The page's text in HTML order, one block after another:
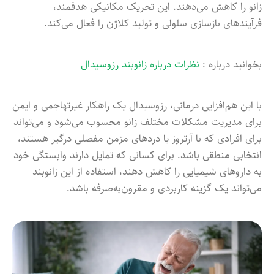
زانو را کاهش می‌دهند. این تحریک مکانیکی هدفمند،
فرآیندهای بازسازی سلولی و تولید کلاژن را فعال می‌کند.
بخوانید درباره : نظرات درباره زانوبند رزوسیدال
با این هم‌افزایی درمانی، رزوسیدال یک راهکار غیرتهاجمی و ایمن
برای مدیریت مشکلات مختلف زانو محسوب می‌شود و می‌تواند
برای افرادی که با آرتروز یا دردهای مزمن مفصلی درگیر هستند،
انتخابی منطقی باشد. برای کسانی که تمایل دارند وابستگی خود
به داروهای شیمیایی را کاهش دهند، استفاده از این زانوبند
می‌تواند یک گزینه کاربردی و مقرون‌به‌صرفه باشد.